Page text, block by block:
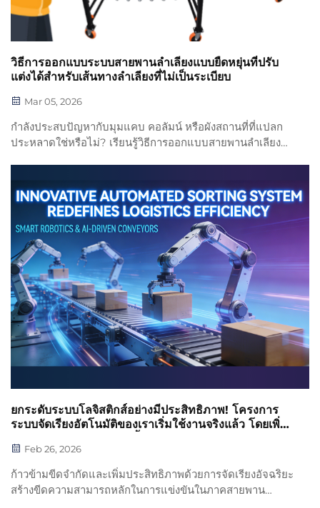
วิธีการออกแบบระบบสายพานลำเลียงแบบยืดหยุ่นที่ปรับ
แต่งได้สำหรับเส้นทางลำเลียงที่ไม่เป็นระเบียบ
Mar 05, 2026
กำลังประสบปัญหากับมุมแคบ คอลัมน์ หรือผังสถานที่ที่แปลก
ประหลาดใช่หรือไม่? เรียนรู้วิธีการออกแบบสายพานลำเลียง
จุดติดขัด ลงมือเริ่มต้นได้เลยวันนี้
ยกระดับระบบโลจิสติกส์อย่างมีประสิทธิภาพ! โครงการ
ระบบจัดเรียงอัตโนมัติของเราเริ่มใช้งานจริงแล้ว โดยเพิ่ม
เรียงผิดลงต่ำกว่า 0.3%
Feb 26, 2026
ก้าวข้ามขีดจำกัดและเพิ่มประสิทธิภาพด้วยการจัดเรียงอัจฉริยะ
สร้างขีดความสามารถหลักในการแข่งขันในภาคสายพาน